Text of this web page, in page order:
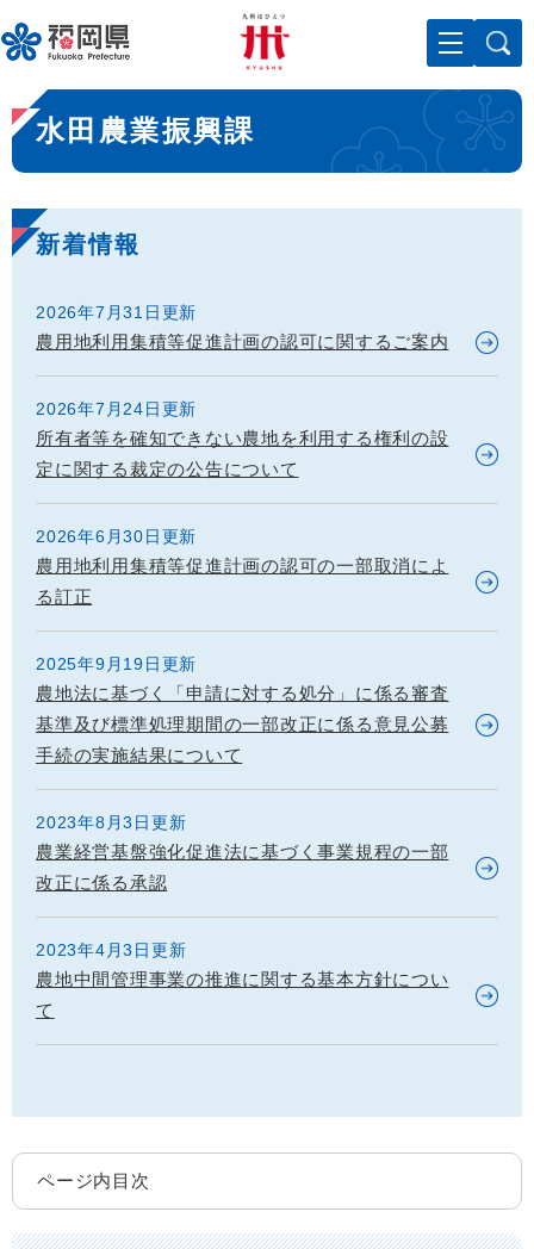
ー
ジ
先
頭
で
。
メニューを飛ばして本文へ
本
文
水田農業振興課
新着情報
2026年7月31日更新
農用地利用集積等促進計画の認可に関するご案内
2026年7月24日更新
所有者等を確知できない農地を利用する権利の設
定に関する裁定の公告について
2026年6月30日更新
農用地利用集積等促進計画の認可の一部取消によ
る訂正
2025年9月19日更新
農地法に基づく「申請に対する処分」に係る審査
基準及び標準処理期間の一部改正に係る意見公募
手続の実施結果について
2023年8月3日更新
農業経営基盤強化促進法に基づく事業規程の一部
改正に係る承認
2023年4月3日更新
農地中間管理事業の推進に関する基本方針につい
て
ページ内目次